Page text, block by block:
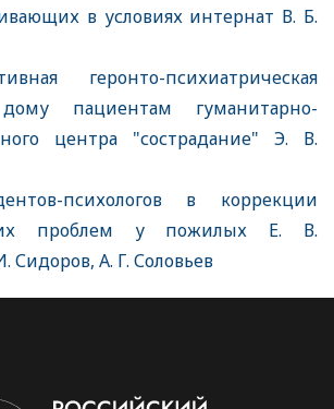
в условиях интернат В. Б.
геронто-психиатрическая
пациентам гуманитарно-
центра "сострадание" Э. В.
психологов в коррекции
проблем у пожилых Е. В.
Сидоров, А. Г. Соловьев